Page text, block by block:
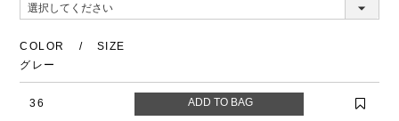
須)
COLOR
SIZE
グレー
36